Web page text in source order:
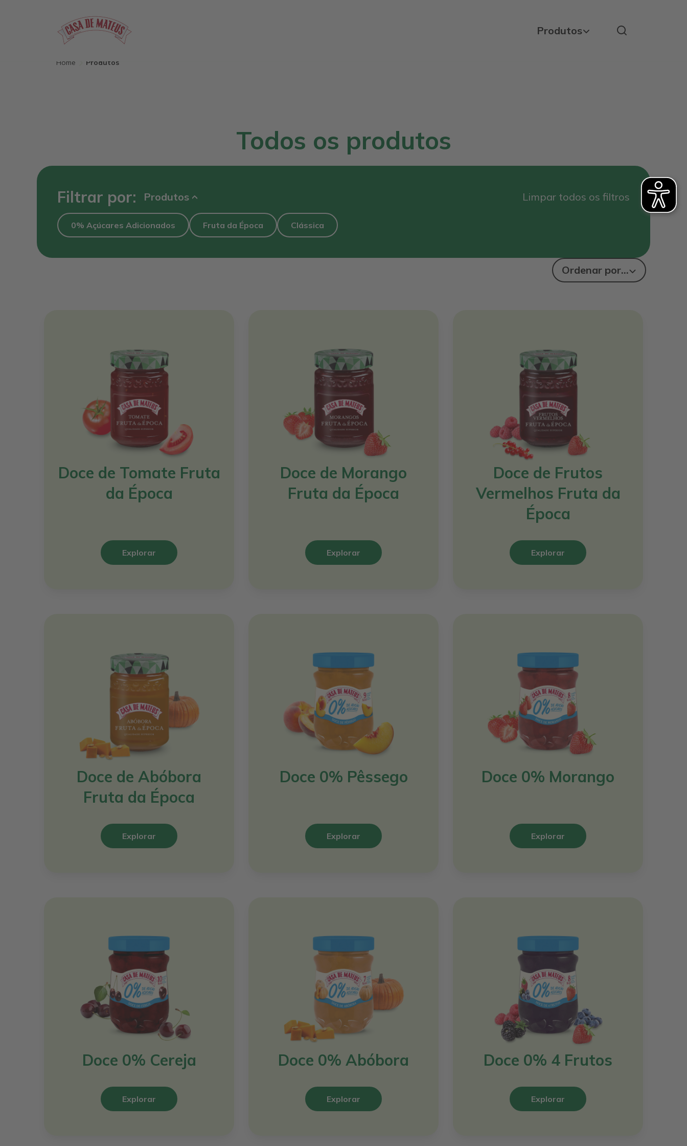
Skip to main content
Produtos
Home Produtos
Todos os produtos
Filtrar por: Produtos Limpar todos os filtros
0% Açúcares Adicionados Fruta da Época Clássica
Ordenar por...
Doce de Tomate Fruta
da Época
Explorar
Doce de Morango
Fruta da Época
Explorar
Doce de Frutos
Vermelhos Fruta da
Época
Explorar
Doce de Abóbora
Fruta da Época
Explorar
Doce 0% Pêssego
Explorar
Doce 0% Morango
Explorar
Doce 0% Cereja
Explorar
Doce 0% Abóbora
Explorar
Doce 0% 4 Frutos
Explorar